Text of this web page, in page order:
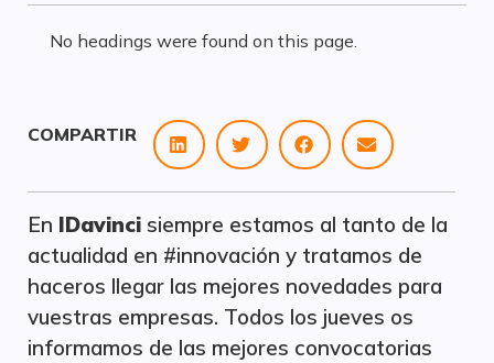
COMPARTIR
En IDavinci siempre estamos al tanto de la
actualidad en #innovación y tratamos de
haceros llegar las mejores novedades para
vuestras empresas. Todos los jueves os
informamos de las mejores convocatorias
No headings were found on this page.